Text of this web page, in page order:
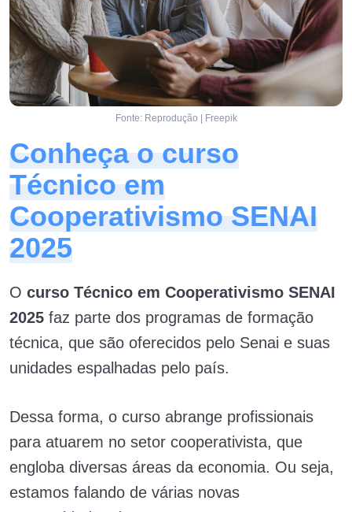
Fonte: Reprodução | Freepik
Conheça o curso
Técnico em
Cooperativismo SENAI
2025
O curso Técnico em Cooperativismo SENAI
2025 faz parte dos programas de formação
técnica, que são oferecidos pelo Senai e suas
unidades espalhadas pelo país.
Dessa forma, o curso abrange profissionais
para atuarem no setor cooperativista, que
engloba diversas áreas da economia. Ou seja,
estamos falando de várias novas